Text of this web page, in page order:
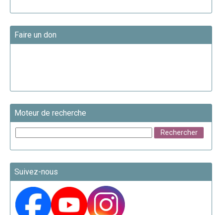
Faire un don
Moteur de recherche
Suivez-nous